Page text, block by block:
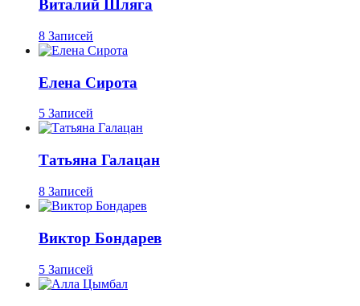
Виталий Шляга
8 Записей
Елена Сирота
5 Записей
Татьяна Галацан
8 Записей
Виктор Бондарев
5 Записей